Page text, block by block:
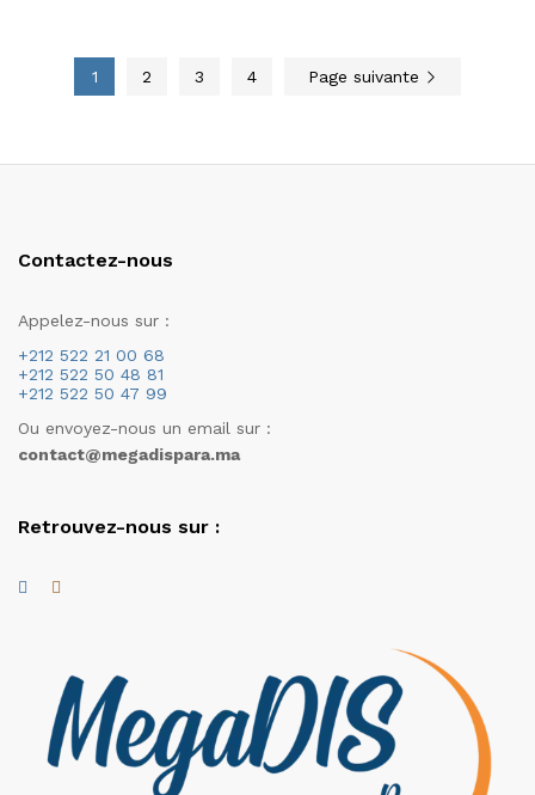
1 2 3 4 Page suivante
Contactez-nous
Appelez-nous sur :
+212 522 21 00 68
+212 522 50 48 81
+212 522 50 47 99
Ou envoyez-nous un email sur :
contact@megadispara.ma
Retrouvez-nous sur :